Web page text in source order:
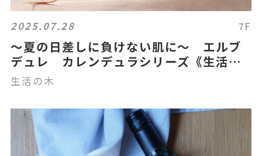
2025.07.28 7F
～夏の日差しに負けない肌に～ エルブ
デュレ カレンデュラシリーズ《生活の
木》
生活の木